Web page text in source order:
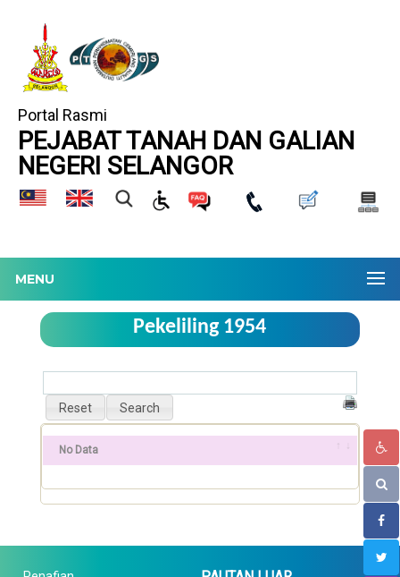
Portal Rasmi
PEJABAT TANAH DAN GALIAN
NEGERI SELANGOR
MENU
Pekeliling 1954
No Data